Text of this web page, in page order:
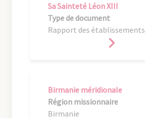
Sa Sainteté Léon XIII
Type de document
Rapport des établissements
Birmanie méridionale
Région missionnaire
Birmanie